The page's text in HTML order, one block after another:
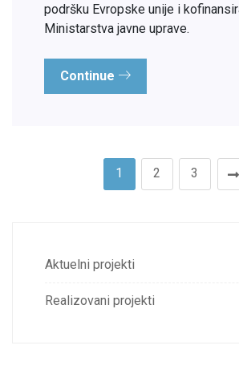
podršku Evropske unije i
Ministarstva javne uprave.
Continue
1 2 3
Aktuelni projekti
Realizovani projekti